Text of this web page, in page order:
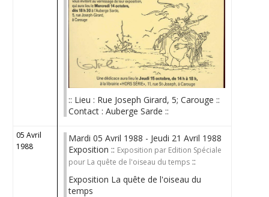
:: Lieu : Rue Joseph Girard, 5; Carouge ::
Contact : Auberge Sarde ::
05 Avril
1988
Mardi 05 Avril 1988 - Jeudi 21 Avril 1988
Exposition :: Exposition par Edition Spéciale
pour La quête de l'oiseau du temps ::
Exposition La quête de l'oiseau du
temps